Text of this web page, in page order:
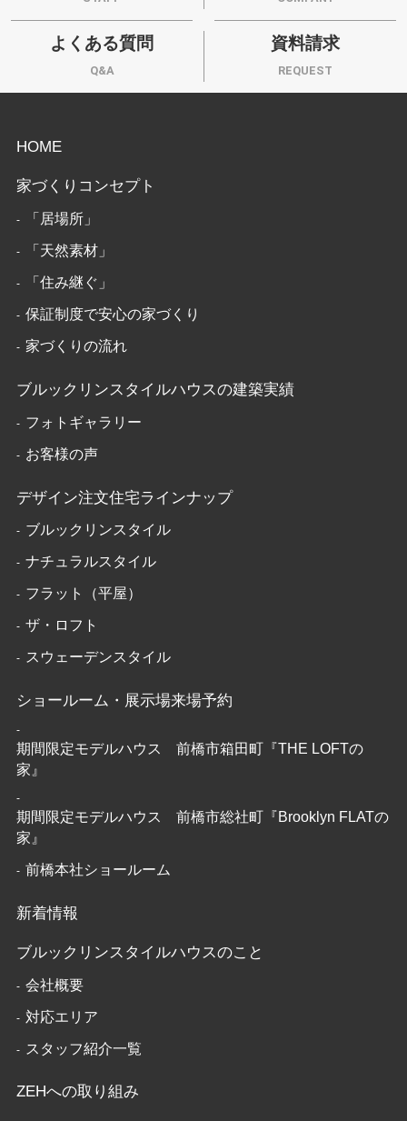
よくある質問
Q&A
資料請求
REQUEST
HOME
家づくりコンセプト
「居場所」
「天然素材」
「住み継ぐ」
保証制度で安心の家づくり
家づくりの流れ
ブルックリンスタイルハウスの建築実績
フォトギャラリー
お客様の声
デザイン注文住宅ラインナップ
ブルックリンスタイル
ナチュラルスタイル
フラット（平屋）
ザ・ロフト
スウェーデンスタイル
ショールーム・展示場来場予約
期間限定モデルハウス 前橋市箱田町『THE LOFTの
家』
期間限定モデルハウス 前橋市総社町『Brooklyn FLATの
家』
前橋本社ショールーム
新着情報
ブルックリンスタイルハウスのこと
会社概要
対応エリア
スタッフ紹介一覧
ZEHへの取り組み